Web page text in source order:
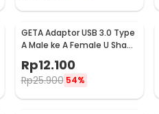
GETA Adaptor USB 3.0 Type
A Male ke A Female U Shape
Rp12.100
Rp25.900 54%